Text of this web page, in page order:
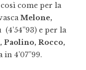
così come per la
Melone,
(4’54”93) e per la
Paolino, Rocco,
4’07”99.